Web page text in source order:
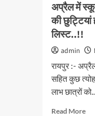
अप्रैल में
की
लिस्ट..!!
admin
रायपुर :-
सहित कुछ
लाभ छात्रों
Read More